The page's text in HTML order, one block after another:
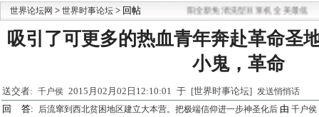
世界论坛网 > 世界时事论坛 > 回帖 九阳全新免清洗型豆浆机 全美最低
吸引了可更多的热血青年奔赴革命圣
小鬼，革命
送交者: 千户侯 2015月02月02日12:10:01 于 [世界时事论坛] 发送悄悄话
回 答: 后流窜到西北贫困地区建立大本营。把极端信仰进一步神圣化后 由 千户侯